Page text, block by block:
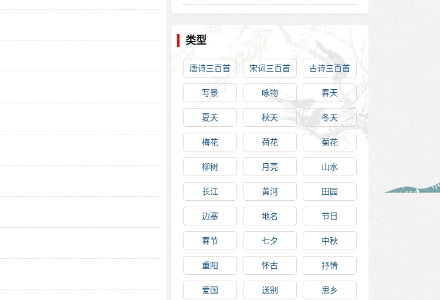
类型
唐诗三百首 宋词三百首 古诗三百首
写景 咏物 春天
夏天 秋天 冬天
梅花 荷花 菊花
柳树 月亮 山水
长江 黄河 田园
边塞 地名 节日
春节 七夕 中秋
重阳 怀古 抒情
爱国 送别 思乡